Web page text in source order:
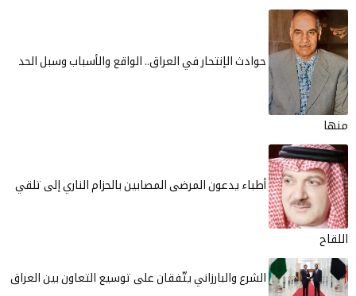
حوادث الإنتحار في العراق.. الواقع والأسباب وسبل الحد
منها
أطباء يدعون المرضى المصابين بالحزام الناري إلى تلقي
اللقاح
الشرع والبارزاني يتّفقان على توسيع التعاون بين العراق